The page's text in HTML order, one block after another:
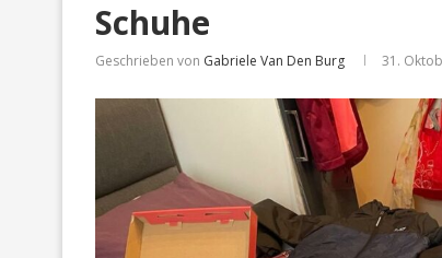
Schuhe
Geschrieben von Gabriele Van Den Burg 31.